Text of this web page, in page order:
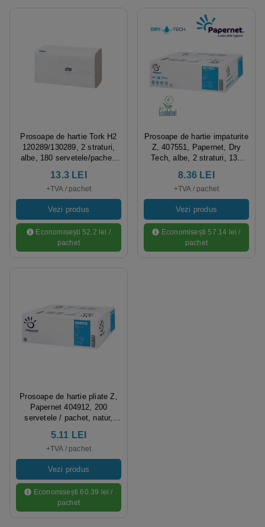
Prosoape de hartie Tork H2
120289/130289, 2 straturi,
albe, 180 servetele/pachet,
13.3 LEI
+TVA / pachet
Vezi produs
Economisești 52.2 lei /
pachet
Prosoape de hartie impaturite
Z, 407551, Papernet, Dry
Tech, albe, 2 straturi, 130
pachete/bax, certificate
Ecolabel, pentru dispensere
inguste
8.36 LEI
+TVA / pachet
Vezi produs
Economisești 57.14 lei /
pachet
Prosoape de hartie pliate Z,
Papernet 404912, 200
servetele / pachet, natur,
hartie reciclata, certificate
Ecolabel, Blue Angel, 20
pachete / bax, compatibil cu
dispensere inguste
5.11 LEI
+TVA / pachet
Vezi produs
Economisești 60.39 lei /
pachet